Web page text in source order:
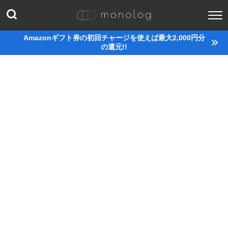
Amazonギフト券の初回チャージを使えば最大2,000円分
の還元!!